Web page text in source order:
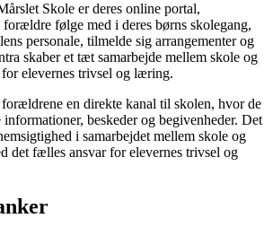
Skole er deres online portal,
følge med i deres børns skolegang,
personale, tilmelde sig arrangementer og
skaber et tæt samarbejde mellem skole og
elevernes trivsel og læring.
en direkte kanal til skolen, hvor de
beskeder og begivenheder. Det
i samarbejdet mellem skole og
det fælles ansvar for elevernes trivsel og